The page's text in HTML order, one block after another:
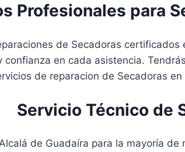
Profesionales para
de Secadoras
en cada asistencia.
de reparacion de Secadoras
Servicio Técnico de
de Guadaíra para la mayoría